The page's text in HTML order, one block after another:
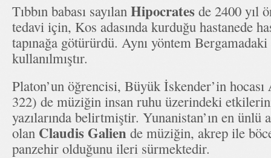
Tıbbın babası sayılan Hipocrates de 2400 yıl
tedavi için, Kos adasında kurduğu hastanede
tapınağa götürürdü. Aynı yöntem
kullanılmıştır.
Platon’un öğrencisi, Büyük İskender’in hocası
322) de müziğin insan ruhu üzerindeki
yazılarında belirtmiştir. Yunanistan’ın en
olan Claudis Galien de müziğin, akrep ile
panzehir olduğunu ileri sürmektedir.